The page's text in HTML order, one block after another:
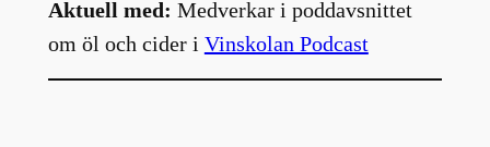
Aktuell med: Medverkar i poddavsnittet
om öl och cider i Vinskolan Podcast